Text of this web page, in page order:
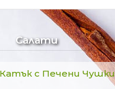
Салати
Катък с Печени Чушки